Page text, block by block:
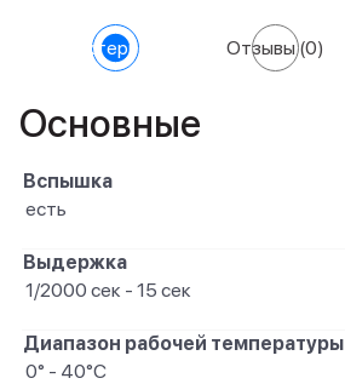
Характеристики Отзывы(0)
Основные
Вспышка
есть
Выдержка
1/2000 cек - 15 сек
Диапазон рабочей температуры
0° - 40°C